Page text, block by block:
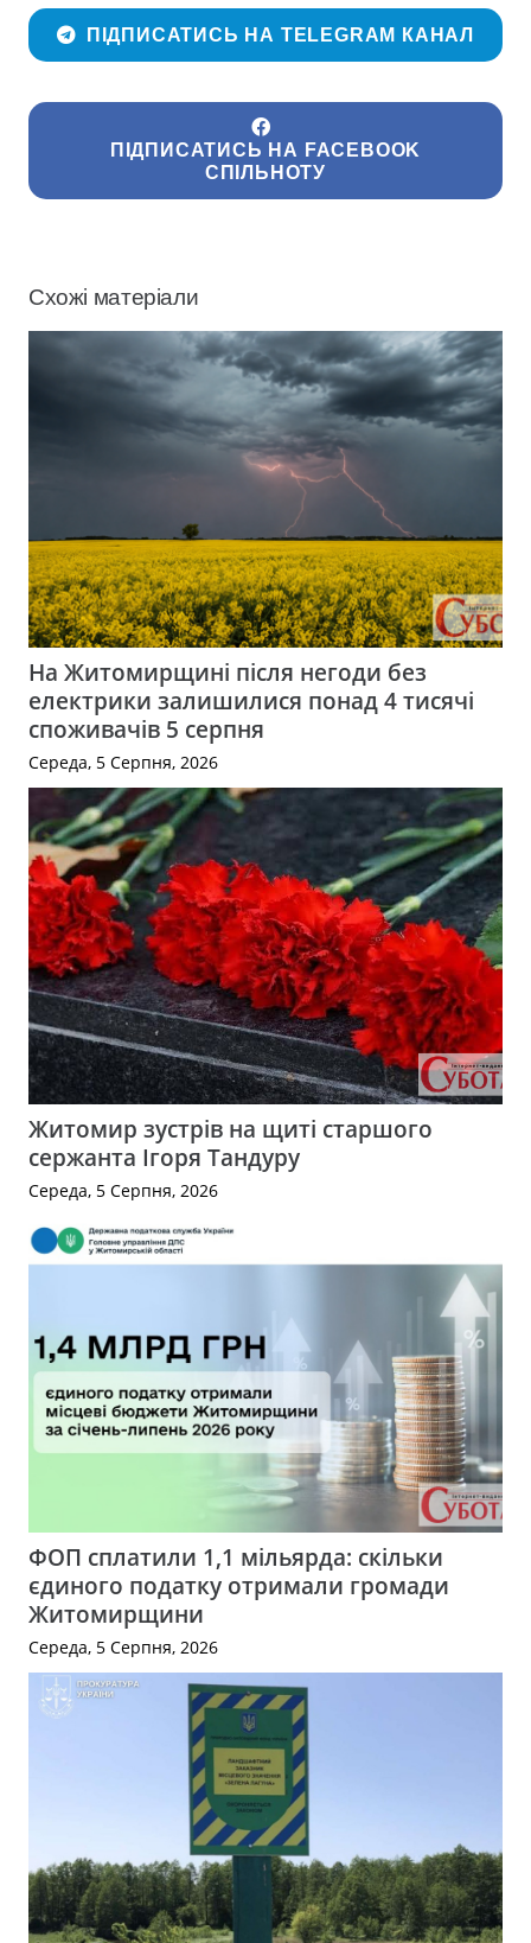
ПІДПИСАТИСЬ НА TELEGRAM КАНАЛ
ПІДПИСАТИСЬ НА FACEBOOK
СПІЛЬНОТУ
Схожі матеріали
На Житомирщині після негоди без
електрики залишилися понад 4 тисячі
споживачів 5 серпня
Середа, 5 Серпня, 2026
Житомир зустрів на щиті старшого
сержанта Ігоря Тандуру
Середа, 5 Серпня, 2026
ФОП сплатили 1,1 мільярда: скільки
єдиного податку отримали громади
Житомирщини
Середа, 5 Серпня, 2026